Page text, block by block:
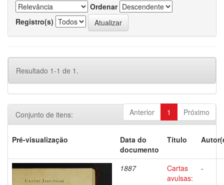
Ordenar
Registro(s)
Resultado 1-1 de 1.
Anterior 1 Próximo
Conjunto de itens:
Pré-visualização
Data do
documento
Título
1887
Cartas
avulsas:
-